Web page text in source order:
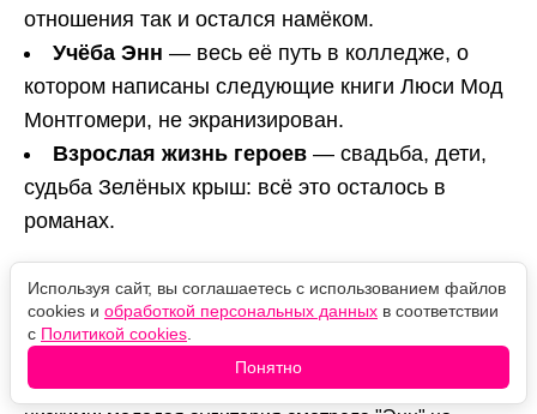
отношения так и остался намёком.
Учёба Энн — весь её путь в колледже, о
котором написаны следующие книги Люси Мод
Монтгомери, не экранизирован.
Взрослая жизнь героев — свадьба, дети,
судьба Зелёных крыш: всё это осталось в
романах.
Причина скучная и полностью деловая. "Энн" была
совместным производством канадского CBC и Netflix,
и партнёры разошлись. CBC ориентировался на
телевизионные рейтинги, а они у сериала были
Используя сайт, вы соглашаетесь с использованием файлов
cookies и обработкой персональных данных в соответствии
с Политикой cookies
Понятно